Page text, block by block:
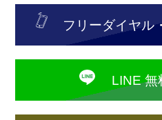
フリーダイヤル
LINE 無